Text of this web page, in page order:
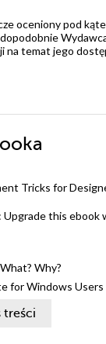
oceniony pod
na temat jego
Tricks for
Upgrade this ebook
Why?
for Windows Users
Coding
treści